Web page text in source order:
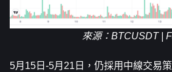
來源：BTCUSDT |
5月15日-5月21日，仍採用中線交易